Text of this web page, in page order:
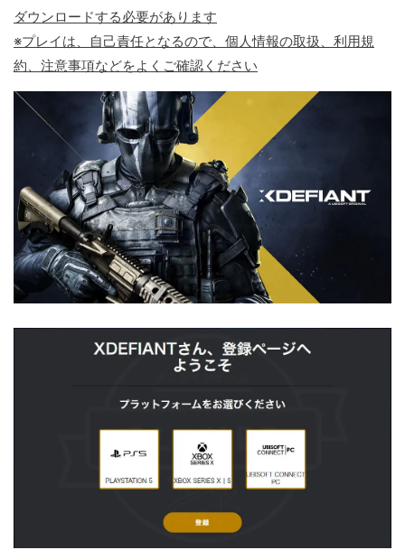
ダウンロードする必要があります
※プレイは、自己責任となるので、個人情報の取扱、利用規
約、注意事項などをよくご確認ください